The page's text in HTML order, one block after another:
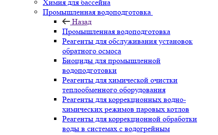
Химия для бассейна
Промышленная водоподготовка
Назад
Промышленная водоподготовка
Реагенты для обслуживания установок
обратного осмоса
Биоциды для промышленной
водоподготовки
Реагенты для химической очистки
теплообменного оборудования
Реагенты для коррекционных водно-
химических режимов паровых котлов
Реагенты для коррекционной обработки
воды в системах с водогрейным